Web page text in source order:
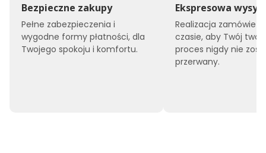
Bezpieczne zakupy
Pełne zabezpieczenia i
wygodne formy płatności, dla
Twojego spokoju i komfortu.
Ekspresowa
Realizacja zamówień
czasie, aby Twój
proces nigdy nie
przerwany.